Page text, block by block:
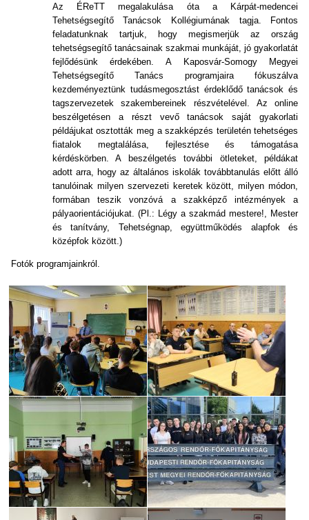
Az ÉReTT megalakulása óta a Kárpát-medencei
Tehetségsegítő Tanácsok Kollégiumának tagja. Fontos
feladatunknak tartjuk, hogy megismerjük az ország
tehetségsegítő tanácsainak szakmai munkáját, jó gyakorlatát
fejlődésünk érdekében. A Kaposvár-Somogy Megyei
Tehetségsegítő Tanács programjaira fókuszálva
kezdeményeztünk tudásmegosztást érdeklődő tanácsok és
tagszervezetek szakembereinek részvételével. Az online
beszélgetésen a részt vevő tanácsok saját gyakorlati
példájukat osztották meg a szakképzés területén tehetséges
fiatalok megtalálása, fejlesztése és támogatása
kérdéskörben. A beszélgetés további ötleteket, példákat
adott arra, hogy az általános iskolák továbbtanulás előtt álló
tanulóinak milyen szervezeti keretek között, milyen módon,
formában teszik vonzóvá a szakképző intézmények a
pályaorientációjukat. (Pl.: Légy a szakmád mestere!, Mester
és tanítvány, Tehetségnap, együttműködés alapfok és
középfok között.)
Fotók programjainkról.